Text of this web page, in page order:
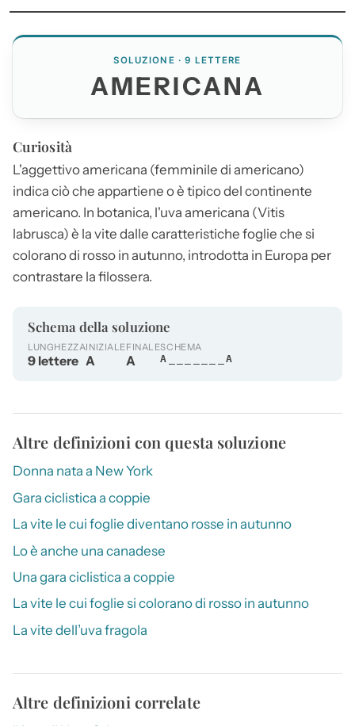
SOLUZIONE · 9 LETTERE
AMERICANA
Curiosità
L'aggettivoamericana (femminile di americano)
indica ciò che appartiene o è tipico del continente
americano. In botanica, l'uva americana (Vitis
labrusca) è la vite dalle caratteristiche foglie che si
colorano di rosso in autunno, introdotta in Europa per
contrastare la filossera.
Schema della soluzione
LUNGHEZZA
9 lettere
INIZIALE
A
FINALE
A
SCHEMA
A_______A
Altre definizioni con questa soluzione
Donna nata a New York
Gara ciclistica a coppie
La vite le cui foglie diventano rosse in autunno
Lo è anche una canadese
Una gara ciclistica a coppie
La vite le cui foglie si colorano di rosso in autunno
La vite dell’uva fragola
Altre definizioni correlate